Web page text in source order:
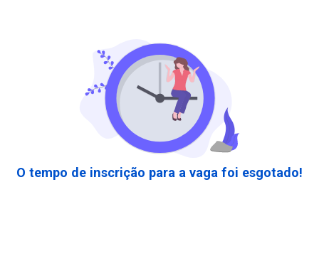
O tempo de inscrição para a vaga foi esgotado!